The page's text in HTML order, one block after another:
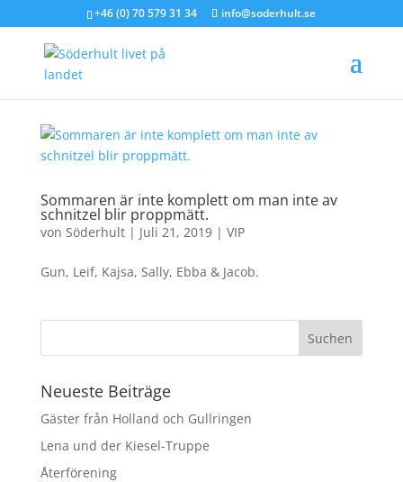
+46 (0) 70 579 31 34 info@soderhult.se
Sommaren är inte komplett om man inte av
schnitzel blir proppmätt.
von Söderhult| Juli 21, 2019| VIP
Gun, Leif, Kajsa, Sally, Ebba & Jacob.
Neueste Beiträge
Gäster från Holland och Gullringen
Lena und der Kiesel-Truppe
Återförening